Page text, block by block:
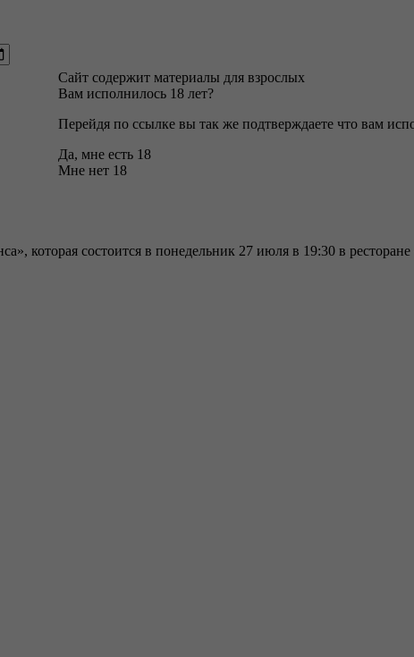
которая состоится в понедельник 27 июля в 19:30 в
Сайт содержит материалы для взрослых
Вам исполнилось 18 лет?
Перейдя по ссылке вы так же подтверждаете что вам
Да, мне есть 18
Мне нет 18